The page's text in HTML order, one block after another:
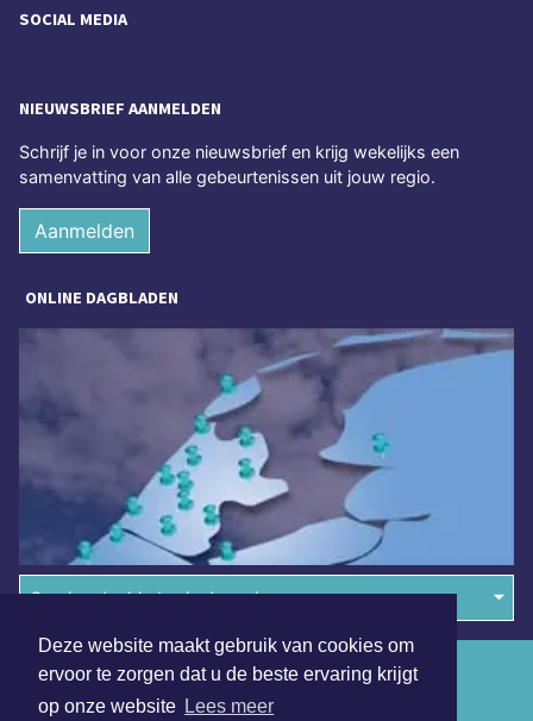
Deze website maakt gebruik van cookies om
ervoor te zorgen dat u de beste ervaring krijgt
op onze website Lees meer
SOCIAL MEDIA
NIEUWSBRIEF AANMELDEN
Schrijf je in voor onze nieuwsbrief en krijg wekelijks een
samenvatting van alle gebeurtenissen uit jouw regio.
Aanmelden
ONLINE DAGBLADEN
Overige dagbladen in de regio
Algemene voorwaarden
Disclaimer